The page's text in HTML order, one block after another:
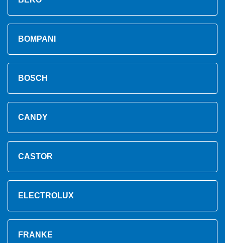
BOMPANI
BOSCH
CANDY
CASTOR
ELECTROLUX
FRANKE